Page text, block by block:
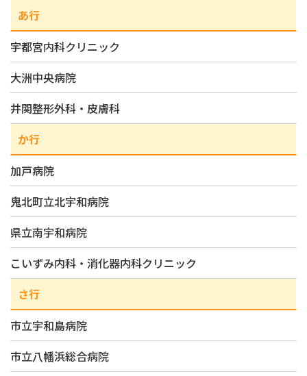
あ行
宇都宮内科クリニック
大洲中央病院
井関整形外科・皮膚科
か行
加戸病院
鬼北町立北宇和病院
県立南宇和病院
こいずみ内科・消化器内科クリニック
さ行
市立宇和島病院
市立八幡浜総合病院